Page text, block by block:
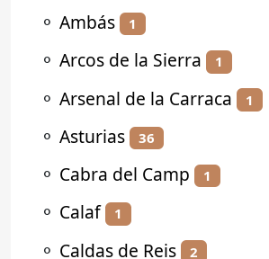
⚬ Ambás 1
⚬ Arcos de la Sierra 1
⚬ Arsenal de la Carraca 1
⚬ Asturias 36
⚬ Cabra del Camp 1
⚬ Calaf 1
⚬ Caldas de Reis 2